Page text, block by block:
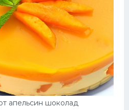
апельсин шоколад